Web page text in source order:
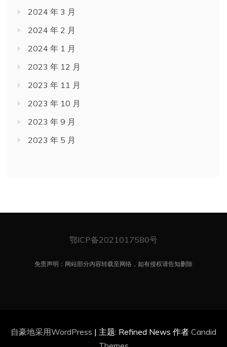
2024 年 3 月
2024 年 2 月
2024 年 1 月
2023 年 12 月
2023 年 11 月
2023 年 10 月
2023 年 9 月
2023 年 5 月
鄂ICP备2021017580号
免责声明：网站部分内容转载至网络，如有侵权请告知删除
自豪地采用WordPress | 主题: Refined News 作者 Candid